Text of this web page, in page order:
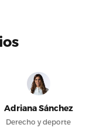
Adriana Sánchez
Derecho y deporte